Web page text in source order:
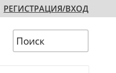
РЕГИСТРАЦИЯ/ВХОД